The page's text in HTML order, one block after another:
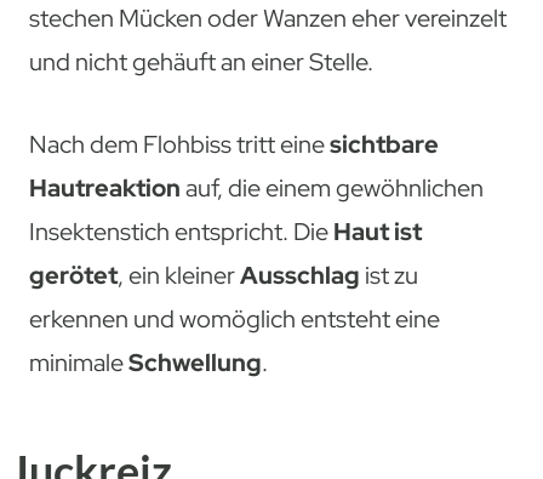
stechen Mücken oder Wanzen eher vereinzelt
und nicht gehäuft an einer Stelle.
Nach dem Flohbiss tritt einesichtbare
Hautreaktionauf, die einem gewöhnlichen
Insektenstich entspricht. DieHaut ist
gerötet, ein kleinerAusschlag ist zu
erkennen und womöglich entsteht eine
minimaleSchwellung.